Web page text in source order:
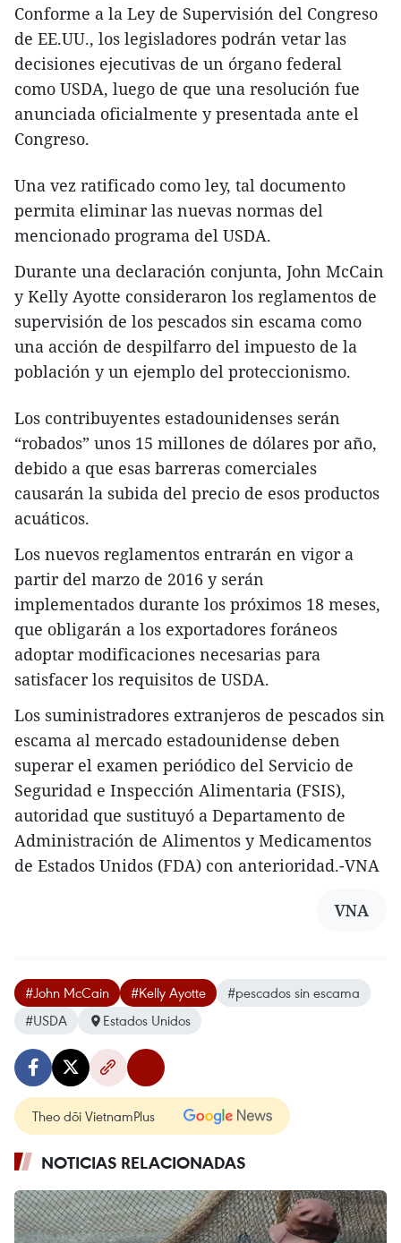
Conforme a la Ley de Supervisión del Congreso
de EE.UU., los legisladores podrán vetar las
decisiones ejecutivas de un órgano federal
como USDA, luego de que una resolución fue
anunciada oficialmente y presentada ante el
Congreso.
Una vez ratificado como ley, tal documento
permita eliminar las nuevas normas del
mencionado programa del USDA.
Durante una declaración conjunta, John McCain
y Kelly Ayotte consideraron los reglamentos de
supervisión de los pescados sin escama como
una acción de despilfarro del impuesto de la
población y un ejemplo del proteccionismo.
Los contribuyentes estadounidenses serán
“robados” unos 15 millones de dólares por año,
debido a que esas barreras comerciales
causarán la subida del precio de esos productos
acuáticos.
Los nuevos reglamentos entrarán en vigor a
partir del marzo de 2016 y serán
implementados durante los próximos 18 meses,
que obligarán a los exportadores foráneos
adoptar modificaciones necesarias para
satisfacer los requisitos de USDA.
Los suministradores extranjeros de pescados sin
escama al mercado estadounidense deben
superar el examen periódico del Servicio de
Seguridad e Inspección Alimentaria (FSIS),
autoridad que sustituyó a Departamento de
Administración de Alimentos y Medicamentos
de Estados Unidos (FDA) con anterioridad.-VNA
VNA
#John McCain #Kelly Ayotte
#pescados sin escama
#USDA
Estados Unidos
Theo dõi VietnamPlus
NOTICIAS RELACIONADAS